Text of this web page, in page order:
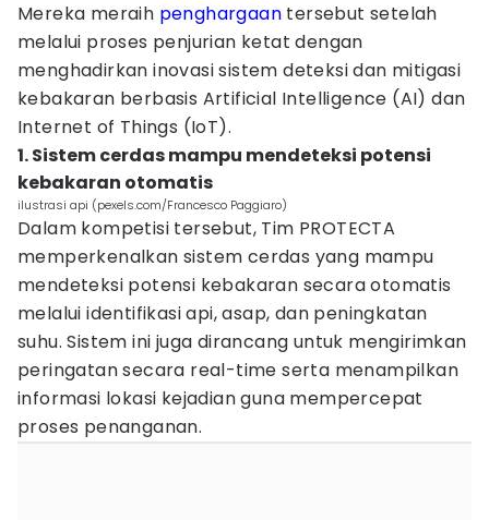
Mereka meraih penghargaan tersebut setelah
melalui proses penjurian ketat dengan
menghadirkan inovasi sistem deteksi dan mitigasi
kebakaran berbasis Artificial Intelligence (AI) dan
Internet of Things (IoT).
1. Sistem cerdas mampu mendeteksi potensi
kebakaran otomatis
ilustrasi api (pexels.com/Francesco Paggiaro)
Dalam kompetisi tersebut, Tim PROTECTA
memperkenalkan sistem cerdas yang mampu
mendeteksi potensi kebakaran secara otomatis
melalui identifikasi api, asap, dan peningkatan
suhu. Sistem ini juga dirancang untuk mengirimkan
peringatan secara real-time serta menampilkan
informasi lokasi kejadian guna mempercepat
proses penanganan.